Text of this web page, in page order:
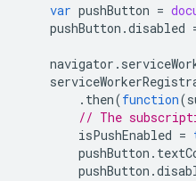
var pushButton =
pushButton .disabled
navigator .
. then(function(
// The
isPushEnabled =
pushButton .
pushButton .